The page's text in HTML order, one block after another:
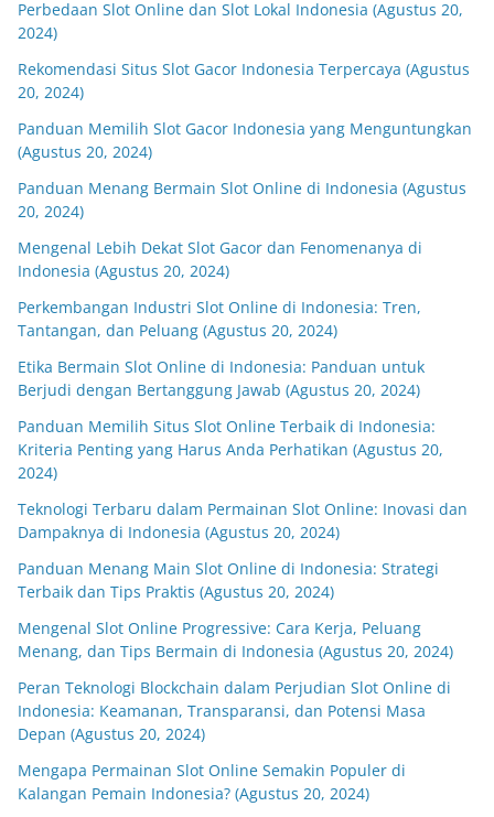
Perbedaan Slot Online dan Slot Lokal Indonesia (Agustus 20,
2024)
Rekomendasi Situs Slot Gacor Indonesia Terpercaya (Agustus
20, 2024)
Panduan Memilih Slot Gacor Indonesia yang Menguntungkan
(Agustus 20, 2024)
Panduan Menang Bermain Slot Online di Indonesia (Agustus
20, 2024)
Mengenal Lebih Dekat Slot Gacor dan Fenomenanya di
Indonesia (Agustus 20, 2024)
Perkembangan Industri Slot Online di Indonesia: Tren,
Tantangan, dan Peluang (Agustus 20, 2024)
Etika Bermain Slot Online di Indonesia: Panduan untuk
Berjudi dengan Bertanggung Jawab (Agustus 20, 2024)
Panduan Memilih Situs Slot Online Terbaik di Indonesia:
Kriteria Penting yang Harus Anda Perhatikan (Agustus 20,
2024)
Teknologi Terbaru dalam Permainan Slot Online: Inovasi dan
Dampaknya di Indonesia (Agustus 20, 2024)
Panduan Menang Main Slot Online di Indonesia: Strategi
Terbaik dan Tips Praktis (Agustus 20, 2024)
Mengenal Slot Online Progressive: Cara Kerja, Peluang
Menang, dan Tips Bermain di Indonesia (Agustus 20, 2024)
Peran Teknologi Blockchain dalam Perjudian Slot Online di
Indonesia: Keamanan, Transparansi, dan Potensi Masa
Depan (Agustus 20, 2024)
Mengapa Permainan Slot Online Semakin Populer di
Kalangan Pemain Indonesia? (Agustus 20, 2024)